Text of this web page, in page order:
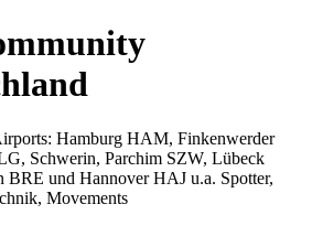
Hamburg HAM, Finkenwerder
Schwerin, Parchim SZW, Lübeck
und Hannover HAJ u.a. Spotter,
Movements